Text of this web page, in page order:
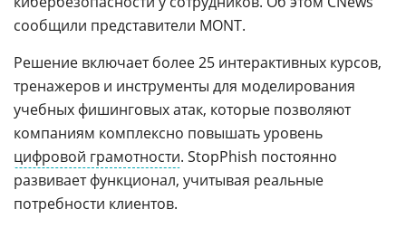
сообщили представители MONT.
Решение включает более 25 интерактивных курсов,
тренажеров и инструменты для моделирования
учебных фишинговых атак, которые позволяют
компаниям комплексно повышать уровень
цифровой грамотности. StopPhish постоянно
развивает функционал, учитывая реальные
потребности клиентов.